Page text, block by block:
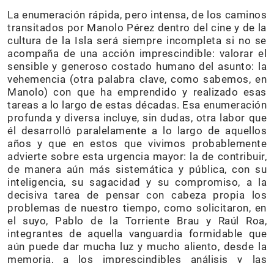
La enumeración rápida, pero intensa, de los caminos
transitados por Manolo Pérez dentro del cine y de la
cultura de la Isla será siempre incompleta si no se
acompaña de una acción imprescindible: valorar el
sensible y generoso costado humano del asunto: la
vehemencia (otra palabra clave, como sabemos, en
Manolo) con que ha emprendido y realizado esas
tareas a lo largo de estas décadas. Esa enumeración
profunda y diversa incluye, sin dudas, otra labor que
él desarrolló paralelamente a lo largo de aquellos
años y que en estos que vivimos probablemente
advierte sobre esta urgencia mayor: la de contribuir,
de manera aún más sistemática y pública, con su
inteligencia, su sagacidad y su compromiso, a la
decisiva tarea de pensar con cabeza propia los
problemas de nuestro tiempo, como solicitaron, en
el suyo, Pablo de la Torriente Brau y Raúl Roa,
integrantes de aquella vanguardia formidable que
aún puede dar mucha luz y mucho aliento, desde la
memoria, a los imprescindibles análisis y las